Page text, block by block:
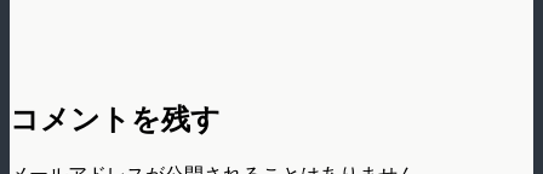
コメントを残す